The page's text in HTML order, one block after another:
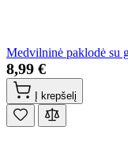
Medvilninė paklodė su
8,99 €
Į krepšelį